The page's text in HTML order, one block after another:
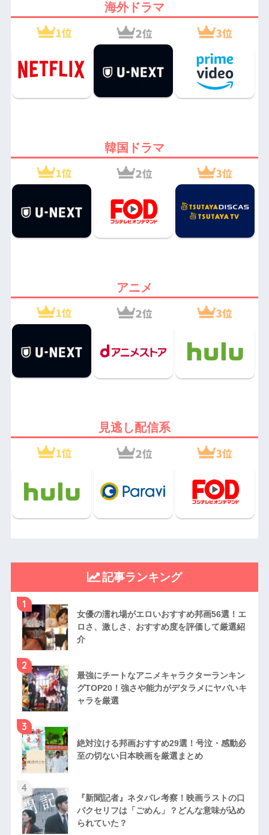
海外ドラマ
韓国ドラマ
アニメ
見逃し配信系
記事ランキング
1
女優の濡れ場がエロいおすすめ邦画56選！エ
ロさ、激しさ、おすすめ度を評価して厳選紹
介
2
最強にチートなアニメキャラクターランキン
グTOP20！強さや能力がデタラメにヤバいキ
ャラを厳選
3
絶対泣ける邦画おすすめ29選！号泣・感動必
至の切ない日本映画を厳選まとめ
4
『新聞記者』ネタバレ考察！映画ラストの口
パクセリフは「ごめん」？どんな意味が込め
られていた？